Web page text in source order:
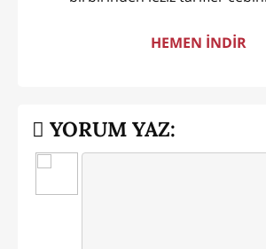
HEMEN İNDİR
YORUM YAZ: